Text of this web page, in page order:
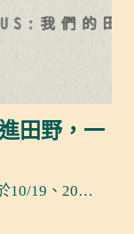
田野，一
10/19、20…